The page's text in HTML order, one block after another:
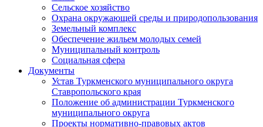
Сельское хозяйство
Охрана окружающей среды и природопользования
Земельный комплекс
Обеспечение жильем молодых семей
Муниципальный контроль
Социальная сфера
Документы
Устав Туркменского муниципального округа
Ставропольского края
Положение об администрации Туркменского
муниципального округа
Проекты нормативно-правовых актов